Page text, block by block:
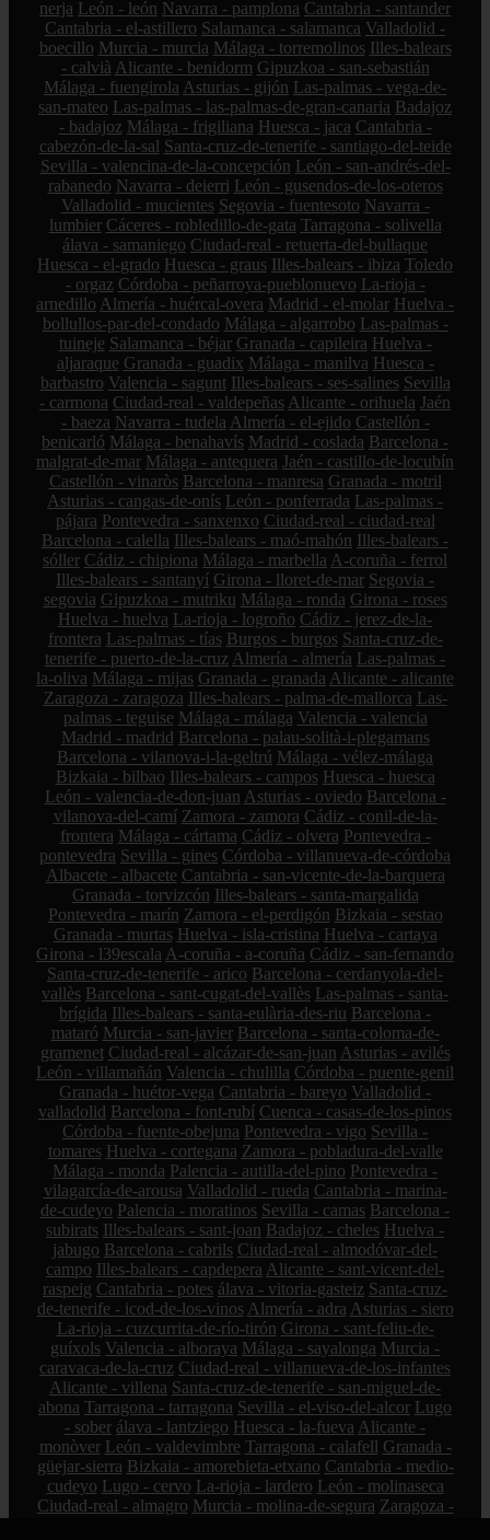
nerja León - león Navarra - pamplona Cantabria - santander
Cantabria - el-astillero Salamanca - salamanca Valladolid -
boecillo Murcia - murcia Málaga - torremolinos Illes-balears
- calvià Alicante - benidorm Gipuzkoa - san-sebastián
Málaga - fuengirola Asturias - gijón Las-palmas - vega-de-
san-mateo Las-palmas - las-palmas-de-gran-canaria Badajoz
- badajoz Málaga - frigiliana Huesca - jaca Cantabria -
cabezón-de-la-sal Santa-cruz-de-tenerife - santiago-del-teide
Sevilla - valencina-de-la-concepción León - san-andrés-del-
rabanedo Navarra - deierri León - gusendos-de-los-oteros
Valladolid - mucientes Segovia - fuentesoto Navarra -
lumbier Cáceres - robledillo-de-gata Tarragona - solivella
álava - samaniego Ciudad-real - retuerta-del-bullaque
Huesca - el-grado Huesca - graus Illes-balears - ibiza Toledo
- orgaz Córdoba - peñarroya-pueblonuevo La-rioja -
arnedillo Almería - huércal-overa Madrid - el-molar Huelva -
bollullos-par-del-condado Málaga - algarrobo Las-palmas -
tuineje Salamanca - béjar Granada - capileira Huelva -
aljaraque Granada - guadix Málaga - manilva Huesca -
barbastro Valencia - sagunt Illes-balears - ses-salines Sevilla
- carmona Ciudad-real - valdepeñas Alicante - orihuela Jaén
- baeza Navarra - tudela Almería - el-ejido Castellón -
benicarló Málaga - benahavís Madrid - coslada Barcelona -
malgrat-de-mar Málaga - antequera Jaén - castillo-de-locubín
Castellón - vinaròs Barcelona - manresa Granada - motril
Asturias - cangas-de-onís León - ponferrada Las-palmas -
pájara Pontevedra - sanxenxo Ciudad-real - ciudad-real
Barcelona - calella Illes-balears - maó-mahón Illes-balears -
sóller Cádiz - chipiona Málaga - marbella A-coruña - ferrol
Illes-balears - santanyí Girona - lloret-de-mar Segovia -
segovia Gipuzkoa - mutriku Málaga - ronda Girona - roses
Huelva - huelva La-rioja - logroño Cádiz - jerez-de-la-
frontera Las-palmas - tías Burgos - burgos Santa-cruz-de-
tenerife - puerto-de-la-cruz Almería - almería Las-palmas -
la-oliva Málaga - mijas Granada - granada Alicante - alicante
Zaragoza - zaragoza Illes-balears - palma-de-mallorca Las-
palmas - teguise Málaga - málaga Valencia - valencia
Madrid - madrid Barcelona - palau-solità-i-plegamans
Barcelona - vilanova-i-la-geltrú Málaga - vélez-málaga
Bizkaia - bilbao Illes-balears - campos Huesca - huesca
León - valencia-de-don-juan Asturias - oviedo Barcelona -
vilanova-del-camí Zamora - zamora Cádiz - conil-de-la-
frontera Málaga - cártama Cádiz - olvera Pontevedra -
pontevedra Sevilla - gines Córdoba - villanueva-de-córdoba
Albacete - albacete Cantabria - san-vicente-de-la-barquera
Granada - torvizcón Illes-balears - santa-margalida
Pontevedra - marín Zamora - el-perdigón Bizkaia - sestao
Granada - murtas Huelva - isla-cristina Huelva - cartaya
Girona - l39escala A-coruña - a-coruña Cádiz - san-fernando
Santa-cruz-de-tenerife - arico Barcelona - cerdanyola-del-
vallès Barcelona - sant-cugat-del-vallès Las-palmas - santa-
brígida Illes-balears - santa-eulària-des-riu Barcelona -
mataró Murcia - san-javier Barcelona - santa-coloma-de-
gramenet Ciudad-real - alcázar-de-san-juan Asturias - avilés
León - villamañán Valencia - chulilla Córdoba - puente-genil
Granada - huétor-vega Cantabria - bareyo Valladolid -
valladolid Barcelona - font-rubí Cuenca - casas-de-los-pinos
Córdoba - fuente-obejuna Pontevedra - vigo Sevilla -
tomares Huelva - cortegana Zamora - pobladura-del-valle
Málaga - monda Palencia - autilla-del-pino Pontevedra -
vilagarcía-de-arousa Valladolid - rueda Cantabria - marina-
de-cudeyo Palencia - moratinos Sevilla - camas Barcelona -
subirats Illes-balears - sant-joan Badajoz - cheles Huelva -
jabugo Barcelona - cabrils Ciudad-real - almodóvar-del-
campo Illes-balears - capdepera Alicante - sant-vicent-del-
raspeig Cantabria - potes álava - vitoria-gasteiz Santa-cruz-
de-tenerife - icod-de-los-vinos Almería - adra Asturias - siero
La-rioja - cuzcurrita-de-río-tirón Girona - sant-feliu-de-
guíxols Valencia - alboraya Málaga - sayalonga Murcia -
caravaca-de-la-cruz Ciudad-real - villanueva-de-los-infantes
Alicante - villena Santa-cruz-de-tenerife - san-miguel-de-
abona Tarragona - tarragona Sevilla - el-viso-del-alcor Lugo
- sober álava - lantziego Huesca - la-fueva Alicante -
monòver León - valdevimbre Tarragona - calafell Granada -
güejar-sierra Bizkaia - amorebieta-etxano Cantabria - medio-
cudeyo Lugo - cervo La-rioja - lardero León - molinaseca
Ciudad-real - almagro Murcia - molina-de-segura Zaragoza -